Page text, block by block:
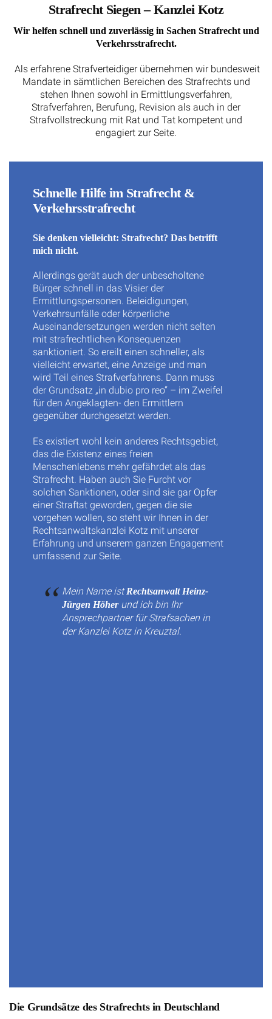
Strafrecht Siegen – Kanzlei Kotz
Wir helfen schnell und zuverlässig in Sachen Strafrecht und
Verkehrsstrafrecht.
Als erfahrene Strafverteidiger übernehmen wir bundesweit
Mandate in sämtlichen Bereichen des Strafrechts und
stehen Ihnen sowohl in Ermittlungsverfahren,
Strafverfahren, Berufung, Revision als auch in der
Strafvollstreckung mit Rat und Tat kompetent und
engagiert zur Seite.
Schnelle Hilfe im Strafrecht &
Verkehrsstrafrecht
Sie denken vielleicht: Strafrecht? Das betrifft
mich nicht.
Allerdings gerät auch der unbescholtene
Bürger schnell in das Visier der
Ermittlungspersonen. Beleidigungen,
Verkehrsunfälle oder körperliche
Auseinandersetzungen werden nicht selten
mit strafrechtlichen Konsequenzen
sanktioniert. So ereilt einen schneller, als
vielleicht erwartet, eine Anzeige und man
wird Teil eines Strafverfahrens. Dann muss
der Grundsatz „in dubio pro reo“ – im Zweifel
für den Angeklagten- den Ermittlern
gegenüber durchgesetzt werden.
Es existiert wohl kein anderes Rechtsgebiet,
das die Existenz eines freien
Menschenlebens mehr gefährdet als das
Strafrecht. Haben auch Sie Furcht vor
solchen Sanktionen, oder sind sie gar Opfer
einer Straftat geworden, gegen die sie
vorgehen wollen, so steht wir Ihnen in der
Rechtsanwaltskanzlei Kotz mit unserer
Erfahrung und unserem ganzen Engagement
umfassend zur Seite.
Mein Name istRechtsanwalt Heinz-
Jürgen Höherund ich bin Ihr
Ansprechpartner für Strafsachen in
der Kanzlei Kotz in Kreuztal.
Die Grundsätze des Strafrechts in Deutschland